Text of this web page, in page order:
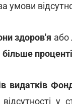
умови
здоров'я або
більше
видатків
у